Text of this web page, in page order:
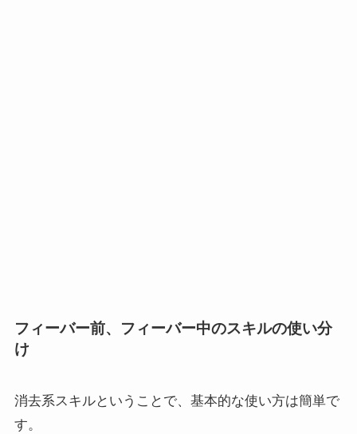
フィーバー前、フィーバー中のスキルの使い分
け
消去系スキルということで、基本的な使い方は簡単で
す。